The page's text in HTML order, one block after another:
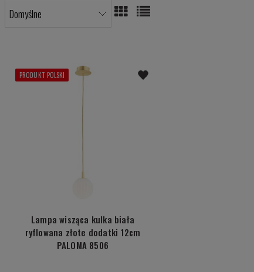
Lampa wisząca kulka biała
ryflowana złote dodatki 12cm
PALOMA 8506
PRODUKT POLSKI